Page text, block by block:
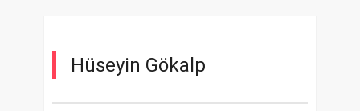
Hüseyin Gökalp